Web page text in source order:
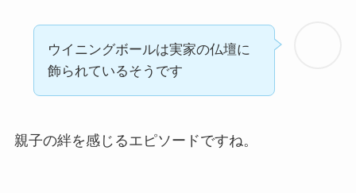
ウイニングボールは実家の仏壇に
飾られているそうです
親子の絆を感じるエピソードですね。